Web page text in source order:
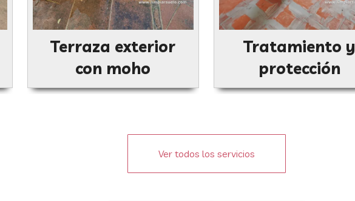
Terraza exterior
con moho
Tratamiento y
protección
Ver todos los servicios